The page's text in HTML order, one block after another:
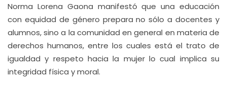
Norma Lorena Gaona manifestó que una educación
con equidad de género prepara no sólo a docentes y
alumnos, sino a la comunidad en general en materia de
derechos humanos, entre los cuales está el trato de
igualdad y respeto hacia la mujer lo cual implica su
integridad física y moral.